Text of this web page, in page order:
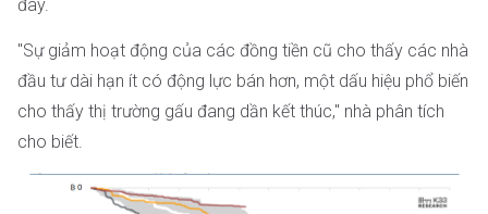
đây.
"Sự giảm hoạt động của các đồng tiền cũ cho thấy các nhà
đầu tư dài hạn ít có động lực bán hơn, một dấu hiệu phổ biến
cho thấy thị trường gấu đang dần kết thúc," nhà phân tích
cho biết.